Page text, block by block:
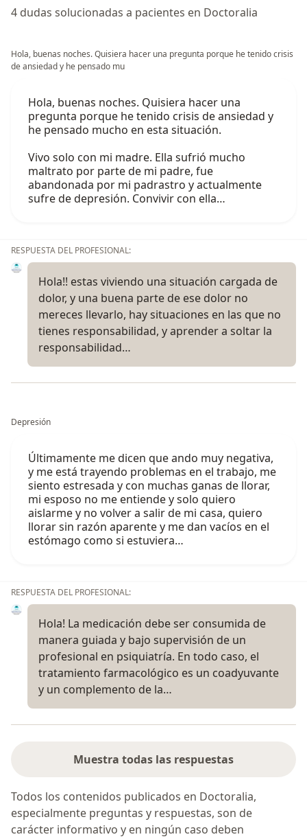
4 dudas solucionadas a pacientes en Doctoralia
Hola, buenas noches. Quisiera hacer una pregunta porque he tenido crisis
de ansiedad y he pensado mu
Hola, buenas noches. Quisiera hacer una
pregunta porque he tenido crisis de ansiedad y
he pensado mucho en esta situación.
Vivo solo con mi madre. Ella sufrió mucho
maltrato por parte de mi padre, fue
abandonada por mi padrastro y actualmente
sufre de depresión. Convivir con ella…
RESPUESTA DEL PROFESIONAL:
Hola!! estas viviendo una situación cargada de
dolor, y una buena parte de ese dolor no
mereces llevarlo, hay situaciones en las que no
tienes responsabilidad, y aprender a soltar la
responsabilidad…
Depresión
Últimamente me dicen que ando muy negativa,
y me está trayendo problemas en el trabajo, me
siento estresada y con muchas ganas de llorar,
mi esposo no me entiende y solo quiero
aislarme y no volver a salir de mi casa, quiero
llorar sin razón aparente y me dan vacíos en el
estómago como si estuviera…
RESPUESTA DEL PROFESIONAL:
Hola! La medicación debe ser consumida de
manera guiada y bajo supervisión de un
profesional en psiquiatría. En todo caso, el
tratamiento farmacológico es un coadyuvante
y un complemento de la…
Muestra todas las respuestas
Todos los contenidos publicados en Doctoralia,
especialmente preguntas y respuestas, son de
carácter informativo y en ningún caso deben